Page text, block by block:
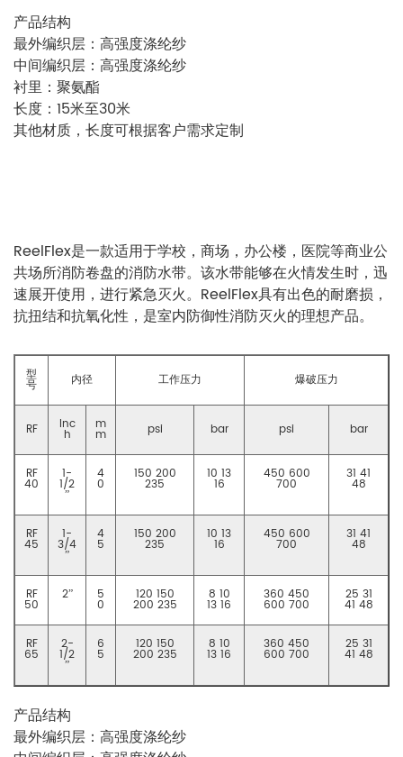
产品结构
最外编织层：高强度涤纶纱
中间编织层：高强度涤纶纱
衬里：聚氨酯
长度：15米至30米
其他材质，长度可根据客户需求定制
ReelFlex是一款适用于学校，商场，办公楼，医院等商业公
共场所消防卷盘的消防水带。该水带能够在火情发生时，迅
速展开使用，进行紧急灭火。ReelFlex具有出色的耐磨损，
抗扭结和抗氧化性，是室内防御性消防灭火的理想产品。
型
号 内径 工作压力 爆破压力
RF Inc
h
m
m psi bar psi bar
RF
40
1-
1/2
”
4
0
150 200
235
10 13
16
450 600
700
31 41
48
RF
45
1-
3/4
”
4
5
150 200
235
10 13
16
450 600
700
31 41
48
RF
50
2” 5
0
120 150
200 235
8 10
13 16
360 450
600 700
25 31
41 48
RF
65
2-
1/2
”
6
5
120 150
200 235
8 10
13 16
360 450
600 700
25 31
41 48
产品结构
最外编织层：高强度涤纶纱